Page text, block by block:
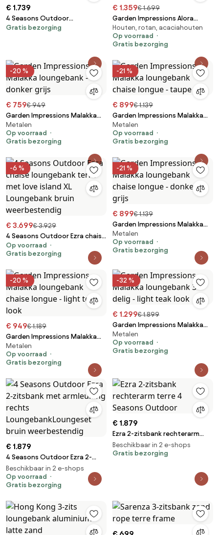
€ 1.739
4 Seasons Outdoor
Metropolitan 2.5-zits bank
Gratis bezorging
€ 1.359€ 1.699
Garden Impressions Alora
lounge dining set 2-delig
rechts - grey sand
Houten, rotan, acaciahouten
Op voorraad
Gratis bezorging
-20 %
€ 759€ 949
Garden Impressions Malakka
loungebank - donker grijs
Metalen
Op voorraad
Gratis bezorging
-21 %
€ 899€ 1.139
Garden Impressions Malakka
loungebank chaise longue -
taupe
Metalen
Op voorraad
Gratis bezorging
-6 %
€ 3.699€ 3.929
4 Seasons Outdoor Ezra chaise
loungebank terre met love
island XL Loungebank bruin
Op voorraad
Gratis bezorging
-21 %
€ 899€ 1.139
Garden Impressions Malakka
loungebank chaise longue -
donker grijs
Metalen
Op voorraad
Gratis bezorging
-20 %
€ 949€ 1.189
Garden Impressions Malakka
loungebank chaise longue -
light teak look
Metalen
Op voorraad
Gratis bezorging
-32 %
€ 1.299€ 1.899
Garden Impressions Malakka
loungebank 3-delig - light teak
look
Metalen
Op voorraad
Gratis bezorging
€ 1.879
4 Seasons Outdoor Ezra 2-
zitsbank met armleuning
rechts LoungebankLoungeset
bruin weerbestendig
Beschikbaar in 2 e-shops
Op voorraad
Gratis bezorging
€ 1.879
Ezra 2-zitsbank rechterarm
terre 4 Seasons Outdoor
Beschikbaar in 2 e-shops
Gratis bezorging